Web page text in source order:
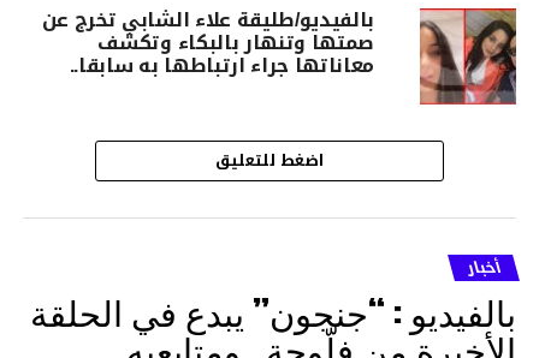
بالفيديو/طليقة علاء الشابي تخرج عن
صمتها وتنهار بالبكاء وتكشف
معاناتها جراء ارتباطها به سابقا..
اضغط للتعليق
أخبار
بالفيديو : “جنجون” يبدع في الحلقة